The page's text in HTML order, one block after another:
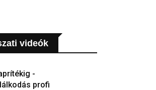
videók
-
profi